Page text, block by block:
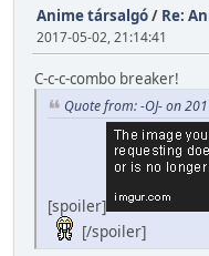
Anime társalgó/ Re:
2017-05-02, 21:14:41
C-c-c-combo breaker!
Quote from: -OJ- on
[spoiler]
[/spoiler]